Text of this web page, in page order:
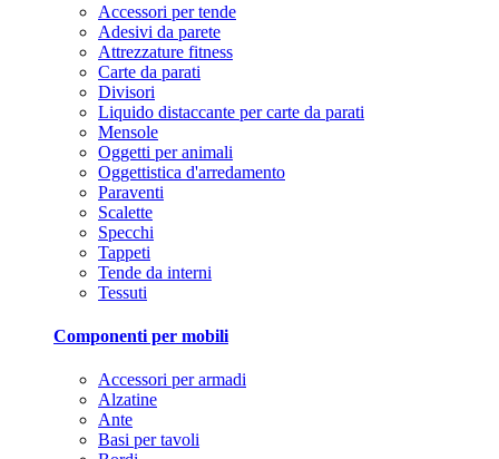
Accessori per tende
Adesivi da parete
Attrezzature fitness
Carte da parati
Divisori
Liquido distaccante per carte da parati
Mensole
Oggetti per animali
Oggettistica d'arredamento
Paraventi
Scalette
Specchi
Tappeti
Tende da interni
Tessuti
Componenti per mobili
Accessori per armadi
Alzatine
Ante
Basi per tavoli